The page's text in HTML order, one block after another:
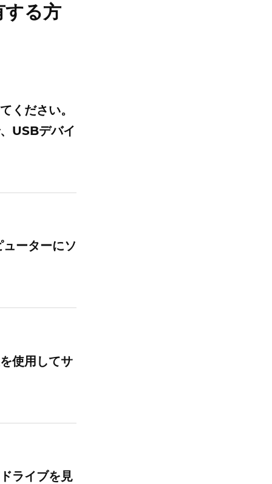
する方
ください。
USBデバイ
ーターにソ
使用してサ
ライブを見